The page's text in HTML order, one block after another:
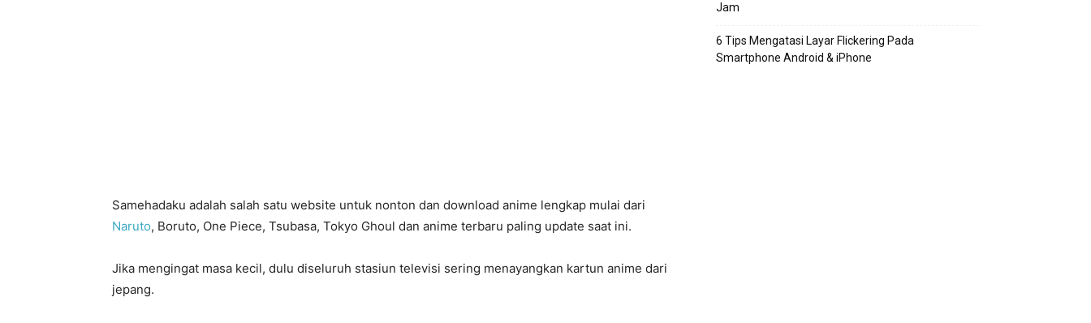
Samehadaku adalah salah satu website untuk nonton dan download anime lengkap mulai dari
Naruto, Boruto, One Piece, Tsubasa, Tokyo Ghoul dan anime terbaru paling update saat ini.
Jika mengingat masa kecil, dulu diseluruh stasiun televisi sering menayangkan kartun anime dari
jepang.
Jam
6 Tips Mengatasi Layar Flickering Pada
Smartphone Android & iPhone